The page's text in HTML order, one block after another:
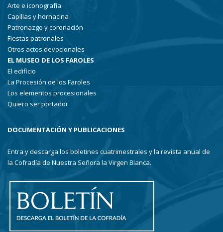
Arte e iconografía
Capillas y hornacina
Patronazgo y coronación
Fiestas patronales
Otros actos devocionales
EL MUSEO DE LOS FAROLES
El edificio
La Procesión de los Faroles
Los elementos procesionales
Quiero ser portador
DOCUMENTACIÓN Y PUBLICACIONES
Entra y descarga los boletines cuatrimestrales y la revista anual de
la Cofradía de Nuestra Señora la Virgen Blanca.